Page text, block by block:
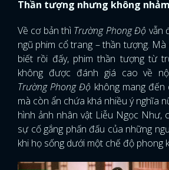
Thần tượng nhưng không
Về cơ bản thì Trường Phong Độ vẫn
ngũ phim cổ trang – thần tượng.
biết rồi đấy, phim thần tượng từ
không được đánh giá cao về
Trường Phong Độ không mang đến
mà còn ẩn chứa khá nhiều ý nghĩa
hình ảnh nhân vật Liễu Ngọc Như,
sự cố gắng phấn đấu của những
khi họ sống dưới một chế độ phong